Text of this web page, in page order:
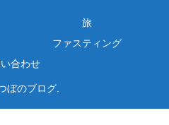
旅
ファスティング
合わせ
ぼのブログ.